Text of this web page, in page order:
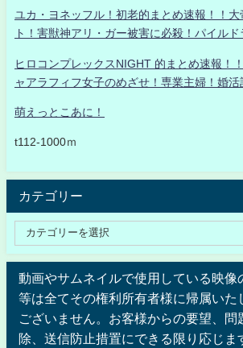
ユカ・ヨネッフル！初老的まとめ速報！！大
ト！害獣神アリ・ガー被害に必殺！パイルド
ヒロコンプレックスNIGHT 的まとめ速報！
ャアラフィフ女子のめざせ！専業主婦！婚活
萌えっとこあに！
t112-1000ｍ
カテゴリー
動画やサムネイルで使用している映像
等は全てその権利所有者様に帰属いた
ございません。お客様からの要望、問
除、送信防止措置にできる限り応じま